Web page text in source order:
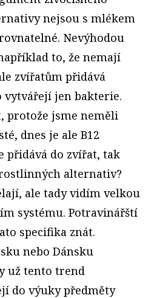
nejsou s mlékem
Nevýhodou
to, že nemají
zvířatům přidává
vytvářejí jen bakterie.
protože jsme neměli
dnes je ale B12
přidává do zvířat, tak
alternativ?
ale tady vidím velkou
systému. Potravinářští
specifika znát.
nebo Dánsku
už tento trend
do výuky předměty